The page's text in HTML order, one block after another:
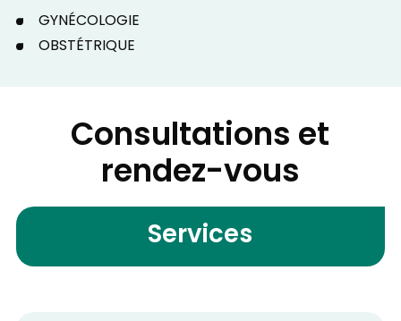
GYNÉCOLOGIE
OBSTÉTRIQUE
Consultations et
rendez-vous
Services